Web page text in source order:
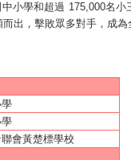
小學和超過 175,000名小
出，擊敗眾多對手，成
會黃楚標學校